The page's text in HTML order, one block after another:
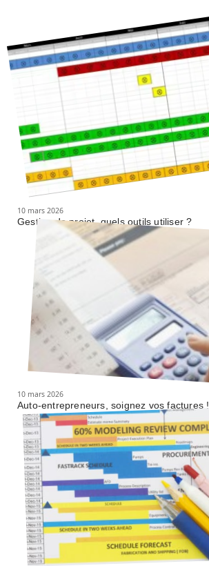
10 mars 2026
Gestion de projet, quels outils utiliser ?
10 mars 2026
Auto-entrepreneurs, soignez vos factures !